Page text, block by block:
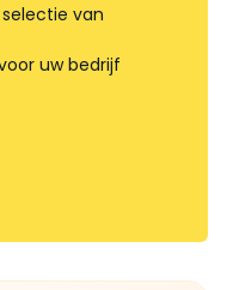
van
uw bedrijf